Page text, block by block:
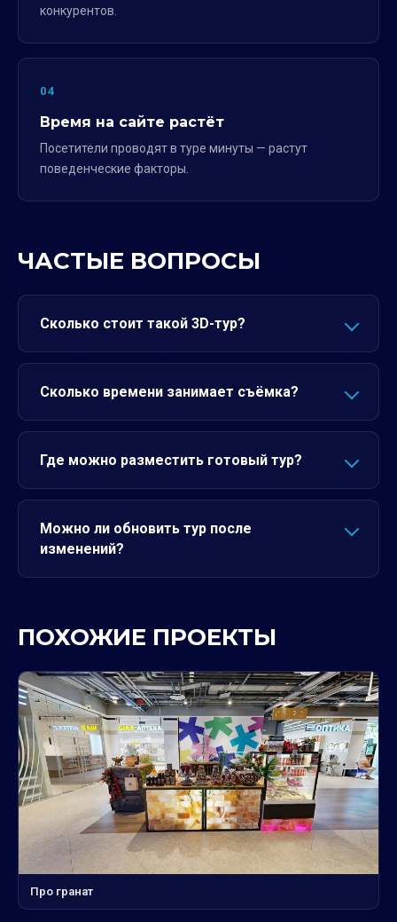
конкурентов.
04
Время на сайте растёт
Посетители проводят в туре минуты — растут
поведенческие факторы.
ЧАСТЫЕ ВОПРОСЫ
Сколько стоит такой 3D-тур?
Сколько времени занимает съёмка?
Где можно разместить готовый тур?
Можно ли обновить тур после
изменений?
ПОХОЖИЕ ПРОЕКТЫ
Про гранат